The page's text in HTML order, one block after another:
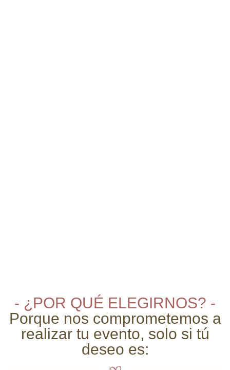
- ¿POR QUÉ ELEGIRNOS? -
Porque nos comprometemos a
realizar tu evento, solo si tú
deseo es: